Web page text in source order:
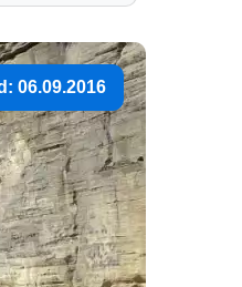
06.09.2016